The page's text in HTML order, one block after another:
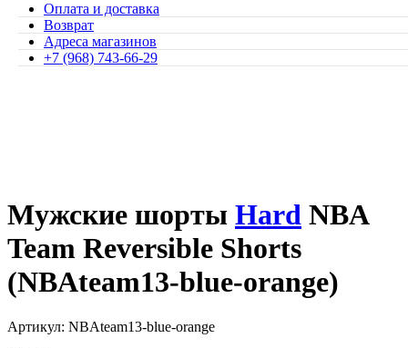
Оплата и доставка
Возврат
Адреса магазинов
+7 (968) 743-66-29
Мужские шорты Hard NBA
Team Reversible Shorts
(NBAteam13-blue-orange)
Артикул: NBAteam13-blue-orange